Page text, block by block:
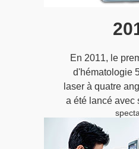
En 2011, le
d'hématologie
laser à quatre
a été lancé avec
le monopole
importées sur la
base de